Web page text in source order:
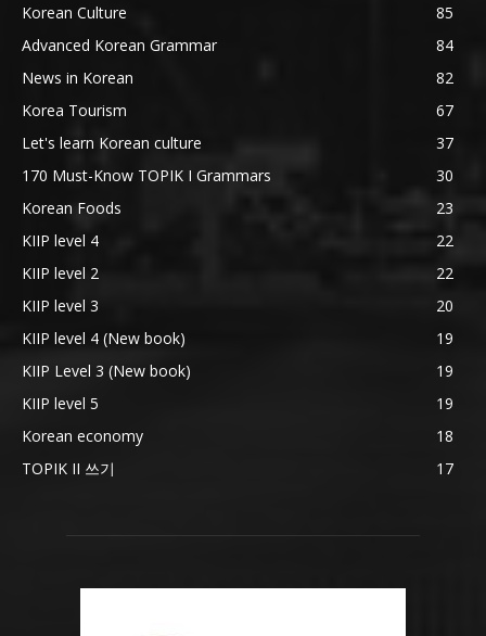
Korean Culture
85
Advanced Korean Grammar
84
News in Korean
82
Korea Tourism
67
Let's learn Korean culture
37
170 Must-Know TOPIK I Grammars
30
Korean Foods
23
KIIP level 4
22
KIIP level 2
22
KIIP level 3
20
KIIP level 4 (New book)
19
KIIP Level 3 (New book)
19
KIIP level 5
19
Korean economy
18
TOPIK II 쓰기
17